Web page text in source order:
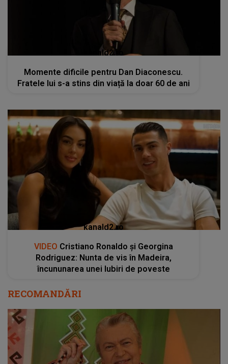
kanald2.ro
Momente dificile pentru Dan Diaconescu.
Fratele lui s-a stins din viață la doar 60 de ani
kanald2.ro
VIDEO Cristiano Ronaldo și Georgina
Rodriguez: Nunta de vis în Madeira,
încununarea unei Iubiri de poveste
RECOMANDĂRI